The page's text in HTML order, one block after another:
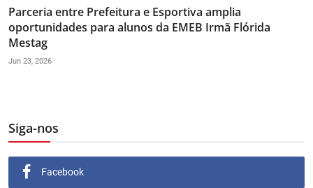
Parceria entre Prefeitura e Esportiva amplia
oportunidades para alunos da EMEB Irmã Flórida
Mestag
Jun 23, 2026
Siga-nos
Facebook